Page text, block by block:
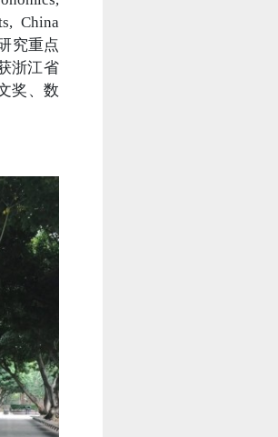
China
究重点
浙江省
奖、数